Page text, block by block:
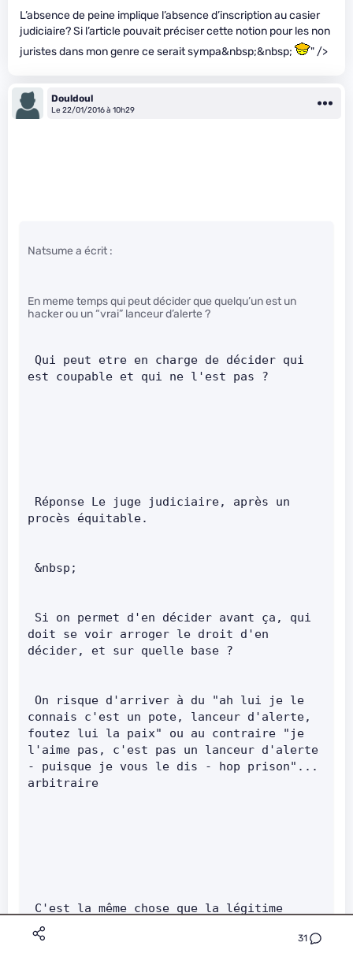
31
L’absence de peine implique l’absence d’inscription au casier
judiciaire? Si l’article pouvait préciser cette notion pour les non
juristes dans mon genre ce serait sympa&nbsp;&nbsp;
" />
Douldoul
Le 22/01/2016 à 10h29
Natsume a écrit :
En meme temps qui peut décider que quelqu’un est un
hacker ou un “vrai” lanceur d’alerte ?
est coupable et qui ne l'est pas ?
procès équitable.
&nbsp;
doit se voir arroger le droit d'en
décider, et sur quelle base ?
connais c'est un pote, lanceur d'alerte,
foutez lui la paix" ou au contraire "je
l'aime pas, c'est pas un lanceur d'alerte
- puisque je vous le dis - hop prison"...
arbitraire
défense : elle n’empêche pas les
poursuites, elle permet d'avoir gain de